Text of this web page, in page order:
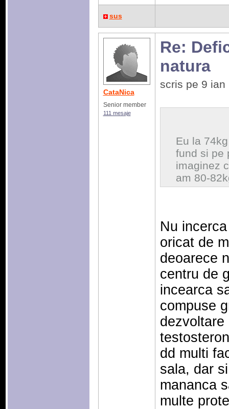
sus
CataNica
Senior member
111 mesaje
Re:
natura
scris pe 9
Eu la
fund si pe
imaginez
am 80-
Nu
oricat de
deoarece
centru de
incearca
compuse
dd multi
sala, dar
mananca
multe